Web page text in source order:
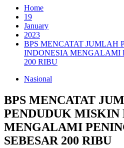
Home
19
January
2023
BPS MENCATAT JUMLAH
INDONESIA MENGALAMI
200 RIBU
Nasional
BPS MENCATAT
PENDUDUK MISKIN
MENGALAMI
SEBESAR 200 RIBU